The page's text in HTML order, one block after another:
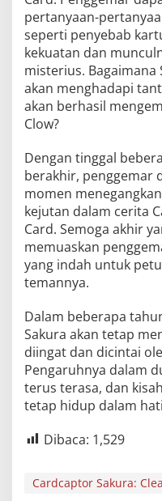
pertanyaan-
seperti penyebab
kekuatan dan
misterius.
akan menghadapi
akan berhasil
Clow?
Dengan tinggal
berakhir, penggemar
momen
kejutan dalam cerita
Card. Semoga akhir
memuaskan
yang indah untuk
temannya.
Dalam beberapa
Sakura akan tetap
diingat dan dicintai
Pengaruhnya dalam
terus terasa, dan
tetap hidup dalam
Dibaca: 1,529
Cardcaptor Sakura: